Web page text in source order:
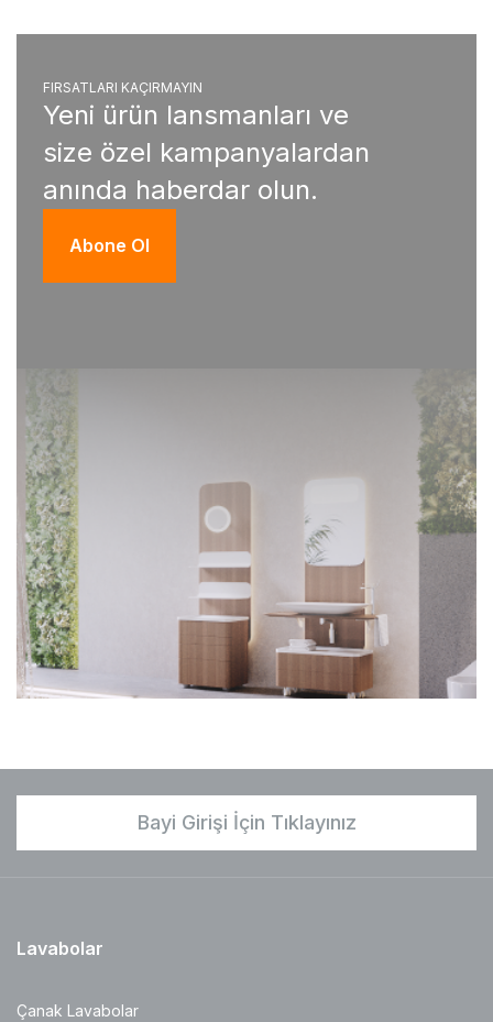
FIRSATLARI KAÇIRMAYIN
Yeni ürün lansmanları ve
size özel kampanyalardan
anında haberdar olun.
Abone Ol
Bayi Girişi İçin Tıklayınız
Lavabolar
Çanak Lavabolar